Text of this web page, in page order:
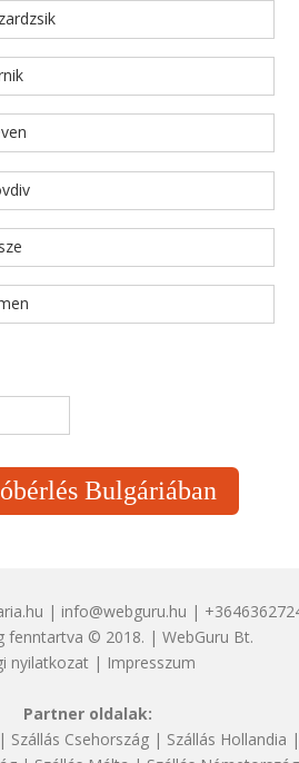
Bulgáriában
| info@webguru.hu |
fenntartva © 2018. | WebGuru Bt.
nyilatkozat | Impresszum
Partner oldalak:
| Szállás Csehország| Szállás Hollandia |